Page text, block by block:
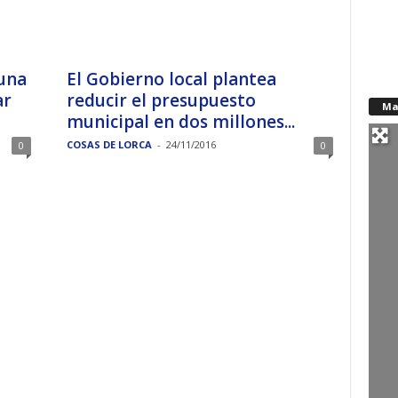
0
El Gobierno local plantea
reducir el presupuesto
municipal en dos millones...
COSAS DE LORCA - 24/11/2016 0